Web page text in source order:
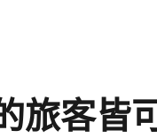
旅客皆